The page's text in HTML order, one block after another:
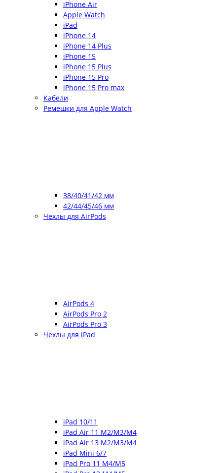
iPhone Air
Apple Watch
iPad
iPhone 14
iPhone 14 Plus
iPhone 15
iPhone 15 Plus
iPhone 15 Pro
iPhone 15 Pro max
Кабели
Ремешки для Apple Watch
38/40/41/42 мм
42/44/45/46 мм
Чехлы для AirPods
AirPods 4
AirPods Pro 2
AirPods Pro 3
Чехлы для iPad
iPad 10/11
iPad Air 11 M2/M3/M4
iPad Air 13 M2/M3/M4
iPad Mini 6/7
iPad Pro 11 M4/M5